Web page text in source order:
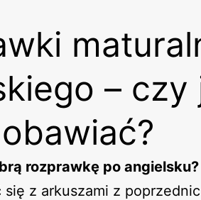
– czy
rozprawkę po angielsku?
z arkuszami z